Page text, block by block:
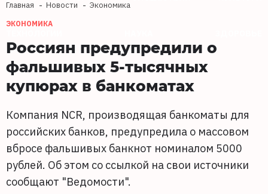
Главная Новости Экономика
ЭКОНОМИКА
Россиян предупредили о
фальшивых 5-тысячных
купюрах в банкоматах
Компания NCR, производящая банкоматы для
российских банков, предупредила о массовом
вбросе фальшивых банкнот номиналом 5000
рублей. Об этом со ссылкой на свои источники
сообщают "Ведомости".